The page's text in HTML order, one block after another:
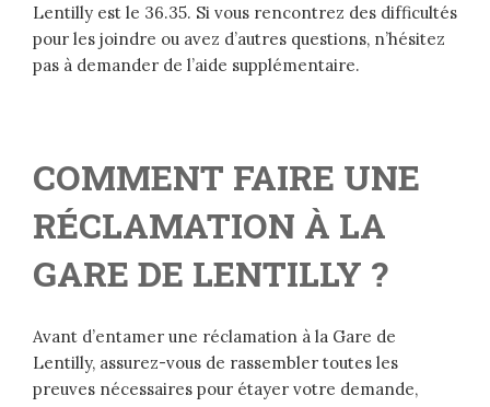
Lentilly est le 36.35. Si vous rencontrez des difficultés
pour les joindre ou avez d’autres questions, n’hésitez
pas à demander de l’aide supplémentaire.
COMMENT FAIRE UNE
RÉCLAMATION À LA
GARE DE LENTILLY ?
Avant d’entamer une réclamation à la Gare de
Lentilly, assurez-vous de rassembler toutes les
preuves nécessaires pour étayer votre demande,